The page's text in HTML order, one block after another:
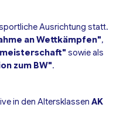
Ausrichtung statt.
an Wettkämpfen",
sowie als
zum BW".
in den AltersklassenAK